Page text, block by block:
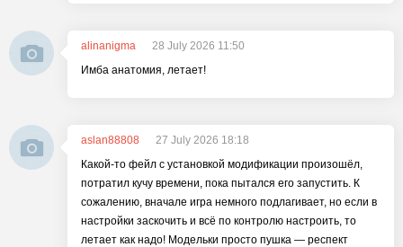
alinanigma
28 July 2026 11:50
Имба анатомия, летает!
aslan88808
27 July 2026 18:18
Какой-то фейл с установкой модификации произошёл,
потратил кучу времени, пока пытался его запустить. К
сожалению, вначале игра немного подлагивает, но если в
настройки заскочить и всё по контролю настроить, то
летает как надо! Модельки просто пушка — респект